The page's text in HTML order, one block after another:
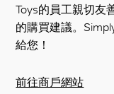
Toys的員工親切友
的購買建議。
給您！
前往商戶網站